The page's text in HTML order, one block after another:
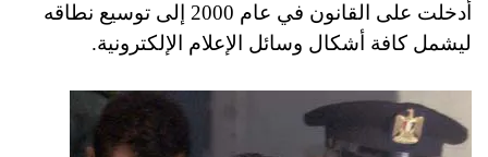
أُدخلت على القانون في عام 2000 إلى توسيع نطاقه
ليشمل كافة أشكال وسائل الإعلام الإلكترونية.